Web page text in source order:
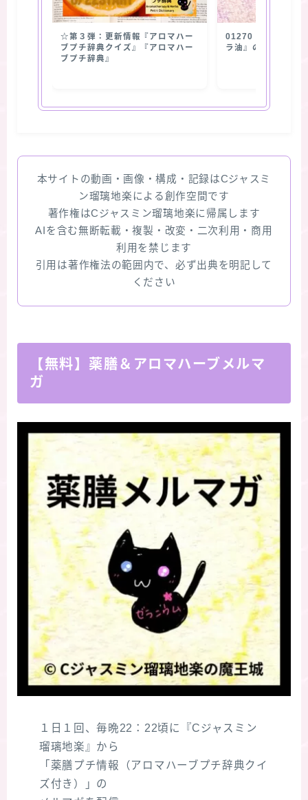
☆第３弾：更新情報『アロマハー
ブプチ辞典クイズ』『アロマハー
ブプチ辞典』
01270【抽出部位】
ラ油』の使用部位
本サイトの動画・画像・構成・記録はCジャスミ
ン瑠璃地楽による創作空間です
著作権はCジャスミン瑠璃地楽に帰属します
AIを含む無断転載・複製・改変・二次利用・商用
利用を禁じます
引用は著作権法の範囲内で、必ず出典を明記して
ください
【無料】薬膳＆アロマハーブメルマ
ガ
１日１回、毎晩22：22頃に『Cジャスミン
瑠璃地楽』から
「薬膳プチ情報（アロマハーブプチ辞典クイ
ズ付き）」の